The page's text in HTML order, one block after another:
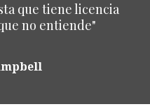
que tiene licencia
no entiende"